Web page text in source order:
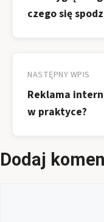
czego się
NASTĘPNY WPIS
Reklama
w praktyce?
Dodaj